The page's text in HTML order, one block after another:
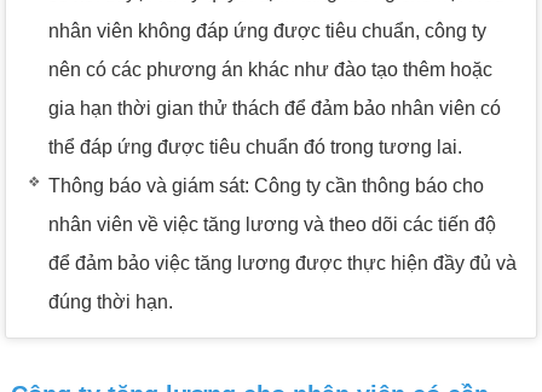
nhân viên không đáp ứng được tiêu chuẩn, công ty
nên có các phương án khác như đào tạo thêm hoặc
gia hạn thời gian thử thách để đảm bảo nhân viên có
thể đáp ứng được tiêu chuẩn đó trong tương lai.
Thông báo và giám sát: Công ty cần thông báo cho
nhân viên về việc tăng lương và theo dõi các tiến độ
để đảm bảo việc tăng lương được thực hiện đầy đủ và
đúng thời hạn.